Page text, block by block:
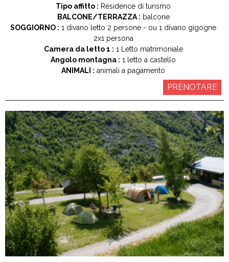
Tipo affitto : Residence di turismo
BALCONE/TERRAZZA : balcone
SOGGIORNO : 1 divano letto 2 persone ou 1 divano gigogne
2x1 persona
Camera da letto 1 : 1
Letto matrimoniale
Angolo montagna : 1
letto a castello
ANIMALI : animali a pagamento
PRENOTARE